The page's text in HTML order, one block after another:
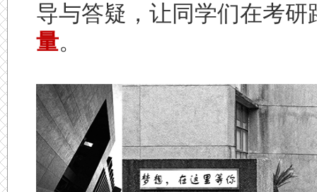
导与答疑，让同学们在考研
量。